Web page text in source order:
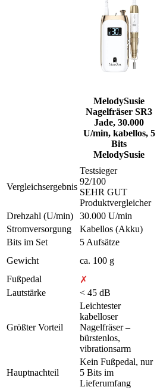
MelodySusie
Nagelfräser SR3
Jade, 30.000
U/min, kabellos, 5
Bits
MelodySusie
Vergleichsergebnis
Testsieger
92/100
SEHR GUT
Produktvergleicher
Drehzahl (U/min)
30.000 U/min
Stromversorgung
Kabellos (Akku)
Bits im Set
5 Aufsätze
Gewicht
ca. 100 g
Fußpedal
✗
Lautstärke
< 45 dB
Größter Vorteil
Leichtester
kabelloser
Nagelfräser –
bürstenlos,
vibrationsarm
Hauptnachteil
Kein Fußpedal, nur
5 Bits im
Lieferumfang